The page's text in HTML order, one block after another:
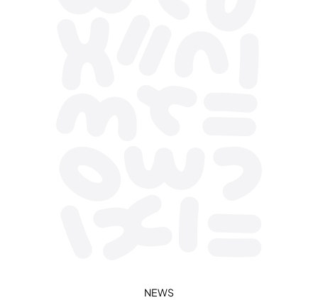
NEWS